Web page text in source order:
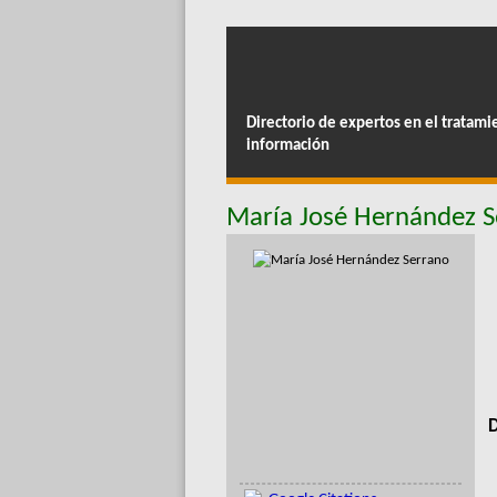
Directorio de expertos en el
información
María José Hernández